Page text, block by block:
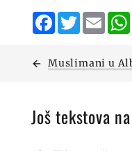
Facebook
Twitter
Muslimani u
Još tekstova